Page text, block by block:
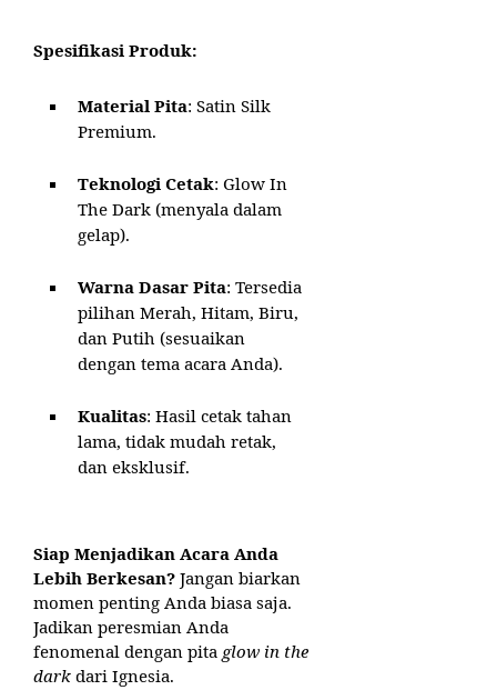
Spesifikasi Produk:
Material Pita: Satin Silk
Premium.
Teknologi Cetak: Glow In
The Dark (menyala dalam
gelap).
Warna Dasar Pita: Tersedia
pilihan Merah, Hitam, Biru,
dan Putih (sesuaikan
dengan tema acara Anda).
Kualitas: Hasil cetak tahan
lama, tidak mudah retak,
dan eksklusif.
Siap Menjadikan Acara Anda
Lebih Berkesan? Jangan biarkan
momen penting Anda biasa saja.
Jadikan peresmian Anda
fenomenal dengan pita glow in the
dark dari Ignesia.